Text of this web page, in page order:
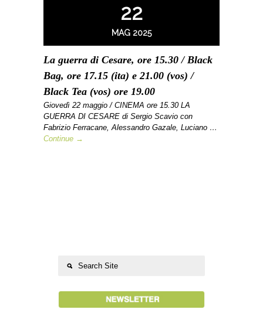
22
MAG 2025
La guerra di Cesare, ore 15.30 / Black
Bag, ore 17.15 (ita) e 21.00 (vos) /
Black Tea (vos) ore 19.00
Giovedì 22 maggio / CINEMA ore 15.30 LA
GUERRA DI CESARE di Sergio Scavio con
Fabrizio Ferracane, Alessandro Gazale, Luciano …
Continue →